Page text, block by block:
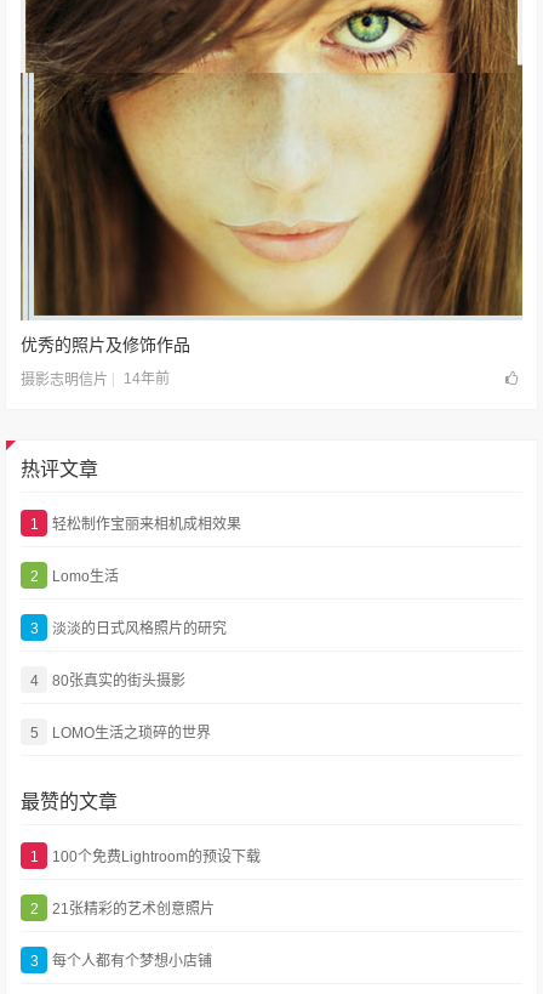
优秀的照片及修饰作品
摄影志明信片 14年前
热评文章
1 轻松制作宝丽来相机成相效果
2 Lomo生活
3 淡淡的日式风格照片的研究
4 80张真实的街头摄影
5 LOMO生活之琐碎的世界
最赞的文章
1 100个免费Lightroom的预设下载
2 21张精彩的艺术创意照片
3 每个人都有个梦想小店铺